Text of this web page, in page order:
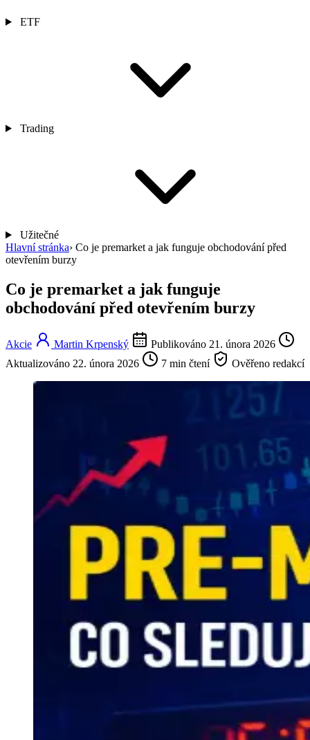
ETF
Trading
Užitečné
Hlavní stránka› Co je premarket a jak funguje obchodování před
otevřením burzy
Co je premarket a jak funguje
obchodování před otevřením burzy
Akcie Martin Krpenský
Publikováno 21. února 2026
Aktualizováno 22. února 2026
7 min čtení Ověřeno redakcí